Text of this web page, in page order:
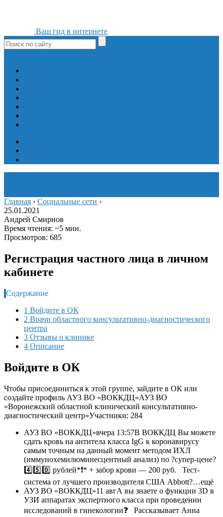
Ваш гид в интернете
Главная › Социальные сети ›
25.01.2021
Андрей Смирнов
Время чтения: ~5 мин.
Просмотров: 685
Регистрация частного лица в личном
кабинете
Содержание
1 Войдите в ОК
2 Врачи областного консультативно-диагностического
центра
3 Отзывы о клинике
4 Описание
Войдите в ОК
Чтобы присоединиться к этой группе, зайдите в ОК или
создайте профиль АУЗ ВО «ВОККДЦ»АУЗ ВО
«Воронежский областной клинический консультативно-
диагностический центр»Участники: 284
АУЗ ВО «ВОККДЦ»вчера 13:57В ВОККДЦ Вы можете
сдать кровь на антитела класса IgG к коронавирусу
самым точным на данный момент методом ИХЛ
(иммунохемилюминесцентный анализ) по ?супер-цене?
4️⃣5️⃣0️⃣ рублей*❗️* + забор крови — 200 руб.⠀Тест-
система от лучшего производителя США Abbott?…ещё
АУЗ ВО «ВОККДЦ»11 авгА вы знаете о функции 3D в
УЗИ аппаратах экспертного класса при проведении
исследований в гинекологии❓⠀Рассказывает Анна